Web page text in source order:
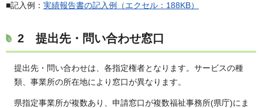
■記入例： 実績報告書の記入例（エクセル：188KB）
2 提出先・問い合わせ窓口
提出先・問い合わせは、各指定権者となります。サービスの種
類、事業所の所在地により窓口が異なります。
県指定事業所が複数あり、申請窓口が複数福祉事務所(県庁)にま